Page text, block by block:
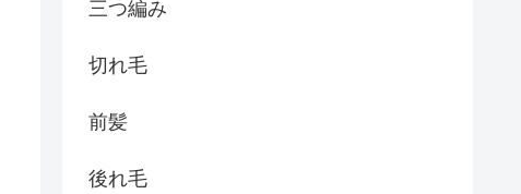
三つ編み
切れ毛
前髪
後れ毛